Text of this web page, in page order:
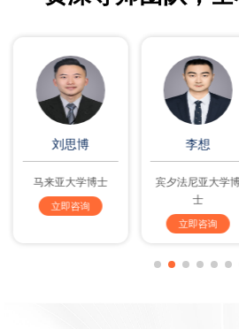
刘思博
马来亚大学博士
立即咨询
李想
宾夕法尼亚大学
士
立即咨询